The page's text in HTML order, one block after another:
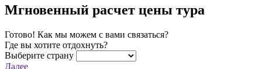
Мгновенный расчет цены тура
Готово! Как мы можем с вами связаться?
Где вы хотите отдохнуть?
Выберите страну
Далее